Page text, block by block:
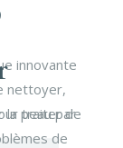
innovante
nettoyer,
peau par
traiter de
de